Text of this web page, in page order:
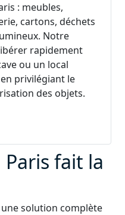
: meubles,
cartons, déchets
Notre
rapidement
ou un local
privilégiant le
des objets.
fait la
solution complète